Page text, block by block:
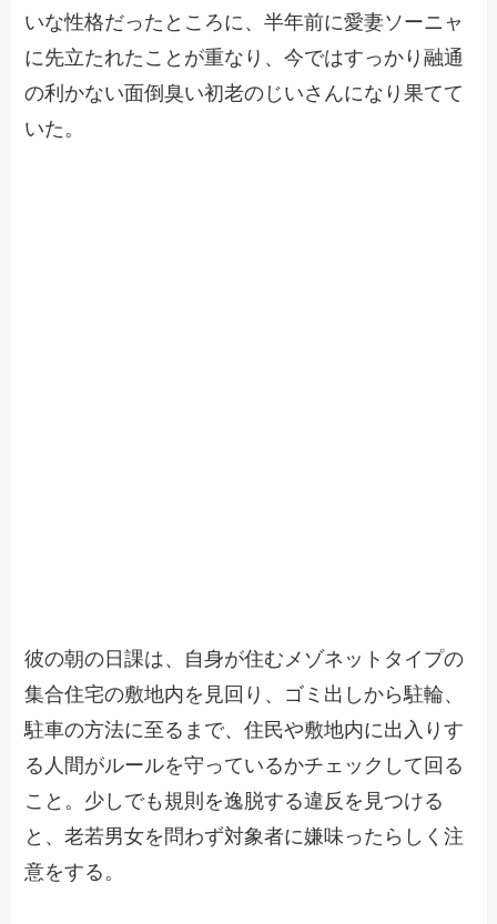
いな性格だったところに、半年前に愛妻ソーニャ
に先立たれたことが重なり、今ではすっかり融通
の利かない面倒臭い初老のじいさんになり果てて
いた。
彼の朝の日課は、自身が住むメゾネットタイプの
集合住宅の敷地内を見回り、ゴミ出しから駐輪、
駐車の方法に至るまで、住民や敷地内に出入りす
る人間がルールを守っているかチェックして回る
こと。少しでも規則を逸脱する違反を見つける
と、老若男女を問わず対象者に嫌味ったらしく注
意をする。